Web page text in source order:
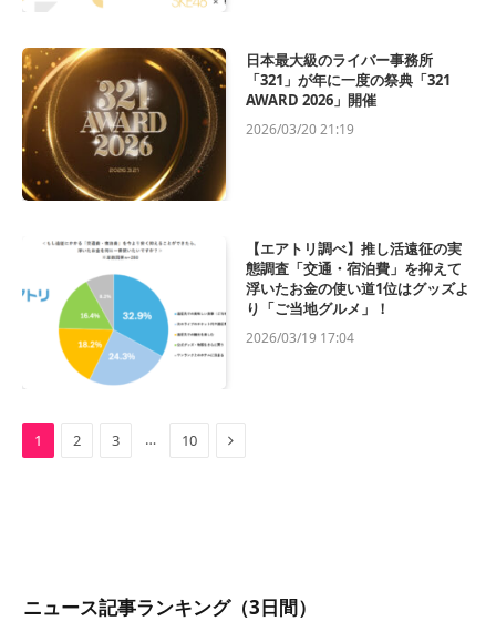
日本最大級のライバー事務所
「321」が年に一度の祭典「321
AWARD 2026」開催
2026/03/20 21:19
【エアトリ調べ】推し活遠征の実
態調査「交通・宿泊費」を抑えて
浮いたお金の使い道1位はグッズよ
り「ご当地グルメ」！
2026/03/19 17:04
1 2 3 … 10 Next
ニュース記事ランキング（3日間）